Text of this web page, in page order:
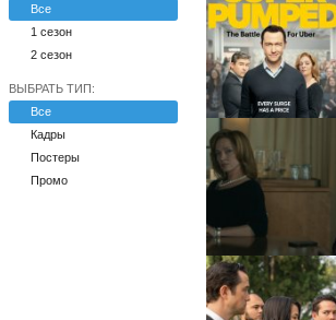
Все
1 сезон
2 сезон
ВЫБРАТЬ ТИП:
Все
Кадры
Постеры
Промо